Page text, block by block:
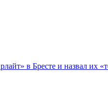
в Бресте и назвал их